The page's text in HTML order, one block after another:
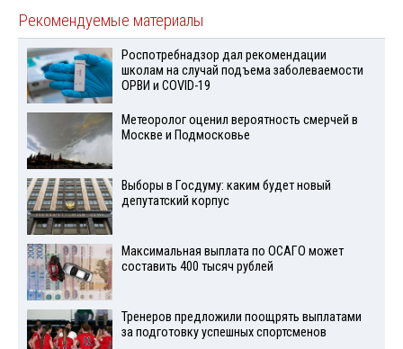
Рекомендуемые материалы
Роспотребнадзор дал рекомендации
школам на случай подъема заболеваемости
ОРВИ и COVID-19
Метеоролог оценил вероятность смерчей в
Москве и Подмосковье
Выборы в Госдуму: каким будет новый
депутатский корпус
Максимальная выплата по ОСАГО может
составить 400 тысяч рублей
Тренеров предложили поощрять выплатами
за подготовку успешных спортсменов